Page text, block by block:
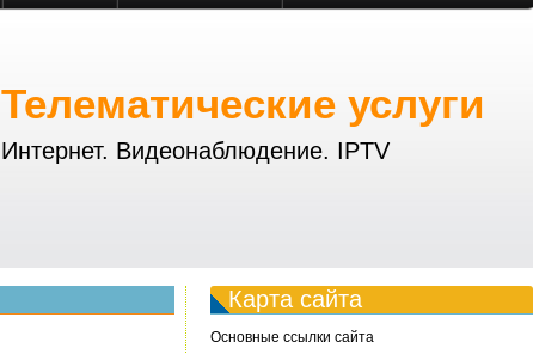
Телематические услуги
Интернет. Видеонаблюдение. IPTV
Карта сайта
Основные ссылки сайта